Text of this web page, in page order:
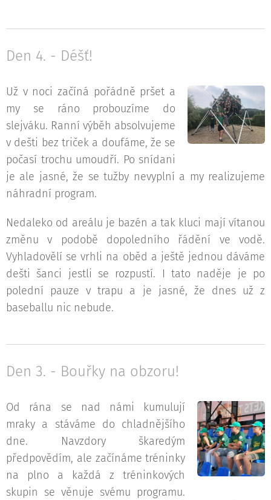
Den 4. - Déšť!
Už v noci začíná pořádně pršet a
my se ráno probouzíme do
slejváku. Ranní výběh absolvujeme
v dešti bez triček a doufáme, že se
počasí trochu umoudří. Po snídani
je ale jasné, že se tužby nevyplní a my realizujeme
náhradní program.
Nedaleko od areálu je bazén a tak kluci mají vítanou
změnu v podobě dopoledního řádění ve vodě.
Vyhladovělí se vrhli na oběd a ještě jednou dáváme
dešti šanci jestli se rozpustí. I tato naděje je po
polední pauze v trapu a je jasné, že dnes už z
baseballu nic nebude.
Den 3. - Bouřky na obzoru!
Od rána se nad námi kumulují
mraky a stáváme do chladnějšího
dne. Navzdory škaredým
předpovědím, ale začínáme tréninky
na plno a každá z tréninkových
skupin se věnuje svému programu.